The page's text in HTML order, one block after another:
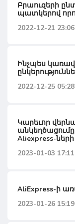
Բրաուզերի
պատկերով
2022-12-21
Ինչպես
2022-12-25
Կարեւոր
Aliexpress-
2023-01-03
AliExpress-ի
2023-01-26